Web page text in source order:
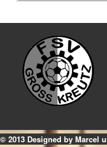
© 2013 Designed by Marcel